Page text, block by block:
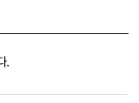
.